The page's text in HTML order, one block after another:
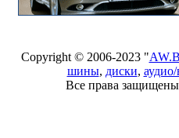
Copyright © 2006-2023 "
шины, диски,
Все права